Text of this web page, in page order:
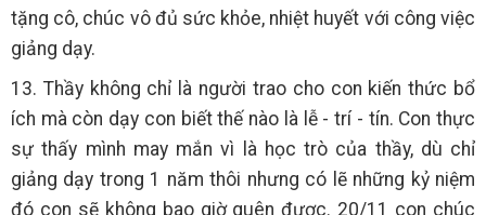
tặng cô, chúc vô đủ sức khỏe, nhiệt huyết với công việc
giảng dạy.
13. Thầy không chỉ là người trao cho con kiến thức bổ
ích mà còn dạy con biết thế nào là lễ - trí - tín. Con thực
sự thấy mình may mắn vì là học trò của thầy, dù chỉ
giảng dạy trong 1 năm thôi nhưng có lẽ những kỷ niệm
đó con sẽ không bao giờ quên được. 20/11 con chúc